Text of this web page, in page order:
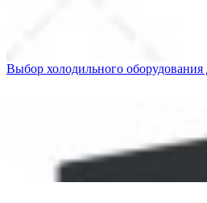
Выбор холодильного оборудования